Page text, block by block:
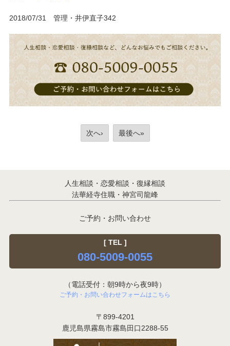
2018/07/31 管理・井伊直子342
次へ› 最後へ»
人生相談・恋愛相談・復縁相談
法華経寺住職・神宮司龍峰
ご予約・お問い合わせ
[ TEL ]
080-5009-0055
（電話受付：朝9時から夜9時）
ご予約・お問い合わせフォームはこちら
〒899-4201
鹿児島県霧島市霧島田口2288-55